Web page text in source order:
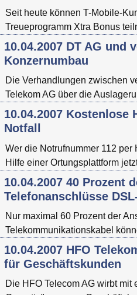
Seit heute können T-Mobile-
Treueprogramm Xtra Bonus
10.04.2007 DT AG und
Konzernumbau
Die Verhandlungen zwischen
Telekom AG über die
10.04.2007 Kostenlose
Notfall
Wer die Notrufnummer 112 per
Hilfe einer Ortungsplattform
10.04.2007 40 Prozent
Telefonanschlüsse
Nur maximal 60 Prozent der
Telekommunikationskabel
10.04.2007 HFO
für Geschäftskunden
Die HFO Telecom AG wirbt mit